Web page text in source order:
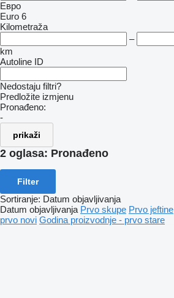
Евро
Euro 6
Kilometraža
–
km
Autoline ID
Nedostaju filtri?
Predložite izmjenu
Pronađeno:
-
prikaži
2 oglasa: Pronađeno
Filter
Sortiranje: Datum objavljivanja
Datum objavljivanja Prvo skupe Prvo jeftine
prvo novi Godina proizvodnje - prvo stare